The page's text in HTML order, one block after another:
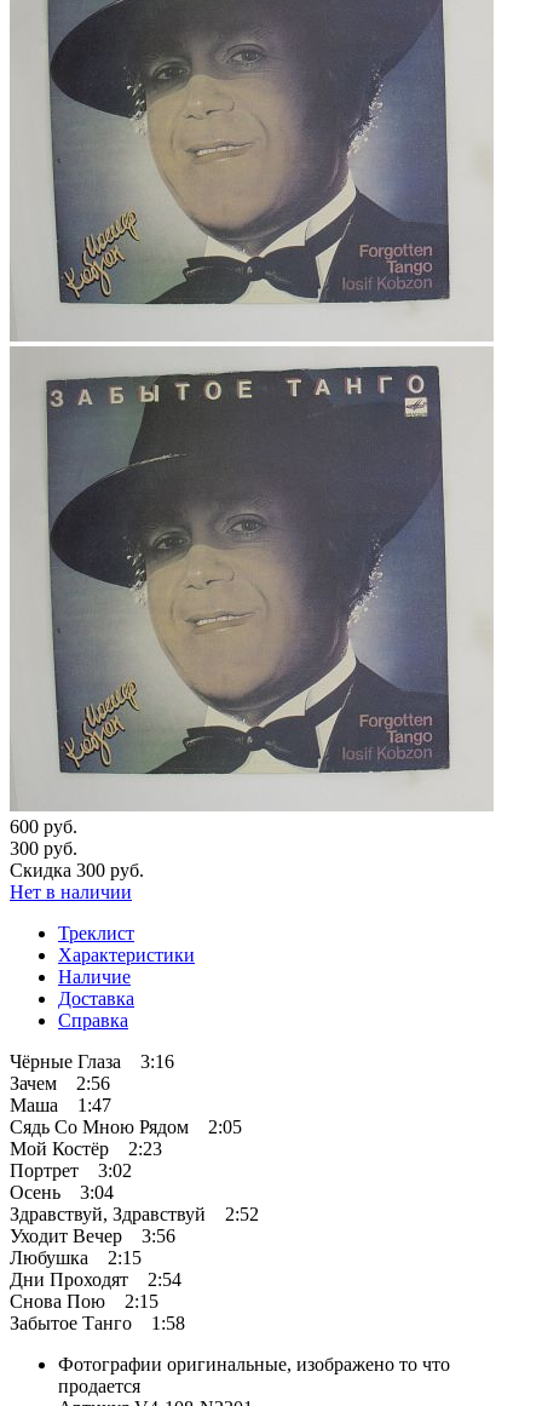
600 руб.
300 руб.
Скидка 300 руб.
Нет в наличии
Треклист
Характеристики
Наличие
Доставка
Справка
Чёрные Глаза 3:16
Зачем 2:56
Маша 1:47
Сядь Со Мною Рядом 2:05
Мой Костёр 2:23
Портрет 3:02
Осень 3:04
Здравствуй, Здравствуй 2:52
Уходит Вечер 3:56
Любушка 2:15
Дни Проходят 2:54
Снова Пою 2:15
Забытое Танго 1:58
Фотографии оригинальные, изображено то что
продается